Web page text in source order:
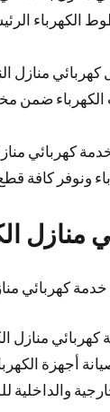
الكهرباء
كهربائي منازل
ضمن
كهربائي
ونوفر كافة قطع
منازل
كهربائي
منازل
أجهزة
والداخلية